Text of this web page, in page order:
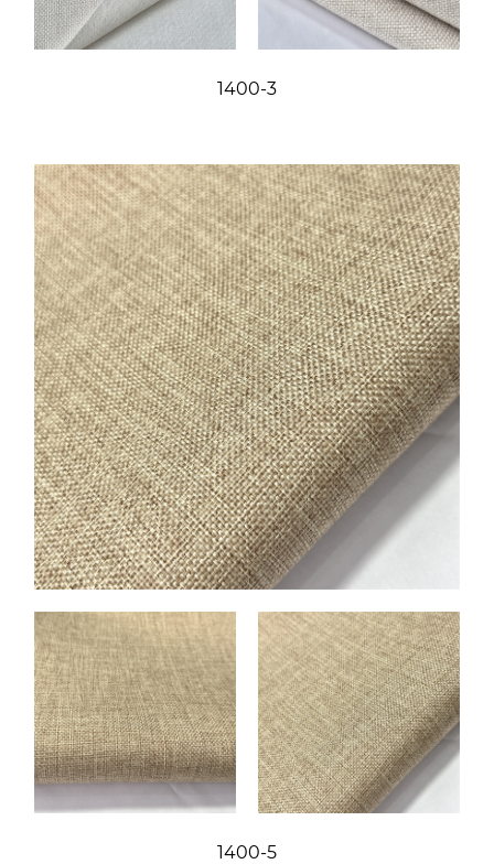
1400-3
1400-5